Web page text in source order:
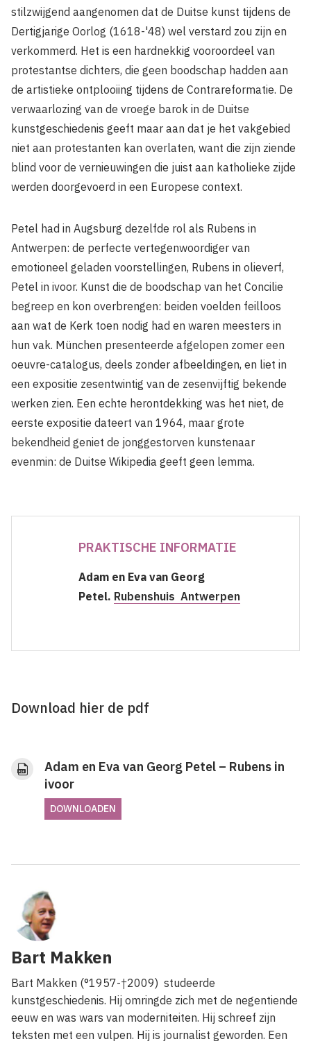
stilzwijgend aangenomen dat de Duitse kunst tijdens de
Dertigjarige Oorlog (1618-'48) wel verstard zou zijn en
verkommerd. Het is een hardnekkig vooroordeel van
protestantse dichters, die geen boodschap hadden aan
de artistieke ontplooiing tijdens de Contrareformatie. De
verwaarlozing van de vroege barok in de Duitse
kunstgeschiedenis geeft maar aan dat je het vakgebied
niet aan protestanten kan overlaten, want die zijn ziende
blind voor de vernieuwingen die juist aan katholieke zijde
werden doorgevoerd in een Europese context.
Petel had in Augsburg dezelfde rol als Rubens in
Antwerpen: de perfecte vertegenwoordiger van
emotioneel geladen voorstellingen, Rubens in olieverf,
Petel in ivoor. Kunst die de boodschap van het Concilie
begreep en kon overbrengen: beiden voelden feilloos
aan wat de Kerk toen nodig had en waren meesters in
hun vak. München presenteerde afgelopen zomer een
oeuvre-catalogus, deels zonder afbeeldingen, en liet in
een expositie zesentwintig van de zesenvijftig bekende
werken zien. Een echte herontdekking was het niet, de
eerste expositie dateert van 1964, maar grote
bekendheid geniet de jonggestorven kunstenaar
evenmin: de Duitse Wikipedia geeft geen lemma.
PRAKTISCHE INFORMATIE
Adam en Eva van Georg
Petel. Rubenshuis Antwerpen
Download hier de pdf
Adam en Eva van Georg Petel – Rubens in
ivoor
DOWNLOADEN
Bart Makken
Bart Makken (°1957-†2009) studeerde
kunstgeschiedenis. Hij omringde zich met de negentiende
eeuw en was wars van moderniteiten. Hij schreef zijn
teksten met een vulpen. Hij is journalist geworden. Een